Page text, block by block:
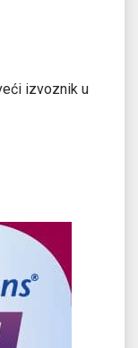
izvoznik u